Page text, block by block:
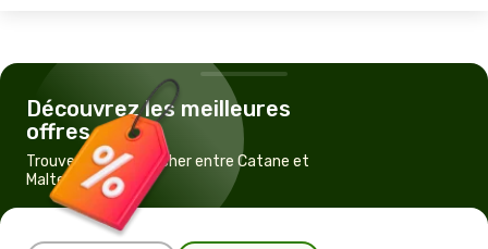
Découvrez les meilleures
offres
Trouvez un vol pas cher entre Catane et
Malte